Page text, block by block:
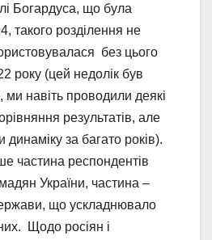
Богардуса, що була
такого розділення не
без цього
року (цей недолік був
ми навіть проводили деякі
результатів, але
динаміку за багато років).
частина респондентів
України, частина –
що ускладнювало
Щодо росіян і